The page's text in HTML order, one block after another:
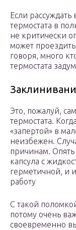
Если
термостата в
не критически
может
говоря, много
термостата
Это, пожалуй,
термостата.
«запертой» в
неизбежен.
причинам.
капсула с
герметичной, и
работу
С такой
потому очень
своевременно